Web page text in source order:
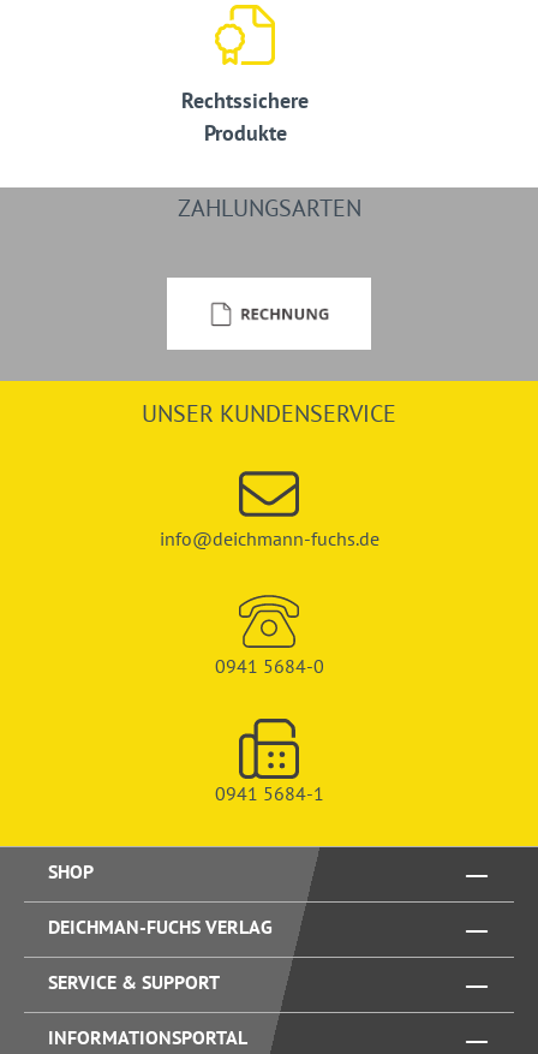
Rechtssichere
Produkte
ZAHLUNGSARTEN
UNSER KUNDENSERVICE
info@deichmann-fuchs.de
0941 5684-0
0941 5684-1
SHOP
DEICHMAN-FUCHS VERLAG
SERVICE & SUPPORT
INFORMATIONSPORTAL